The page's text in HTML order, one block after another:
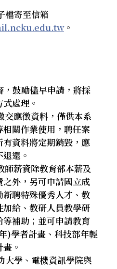
檔寄至信箱
。
，鼓勵儘早申請，將採
處理。
交應徵資料，僅供本系
相關作業使用，聘任案
有資料將定期銷毀，應
還。
師薪資除教育部本薪及
之外，另可申請國立成
新聘特殊優秀人才、教
加給、教研人員教學研
等補助；並可申請教育
)學者計畫、科技部年輕
。
大學、電機資訊學院與